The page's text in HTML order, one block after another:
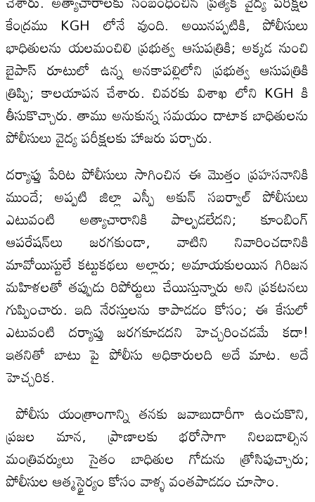
కేంద్రము KGH లోనే వుంది. అయినప్పటికి, పోలీసులు
భాధితులను యలమంచిలి ప్రభుత్వ ఆసుపత్రికి; అక్కడ నుంచి
బైపాస్ రూటులో ఉన్న అనకాపల్లిలోని ప్రభుత్వ ఆసుపత్రికి
త్రిప్పి; కాలయాపన చేశారు. చివరకు విశాఖ లోని KGH కి
తీసుకొచ్చారు. తాము అనుకున్న సమయం దాటాక బాధితులను
పోలీసులు వైద్య పరీక్షలకు హాజరు పర్చారు.
దర్యాఫ్తు పేరిట పోలీసులు సాగించిన ఈ మొత్తం ప్రహసనానికి
ముందే; అప్పటి జిల్లా ఎస్పీ అకున్ సబర్వాల్ పోలీసులు
ఎటువంటి అత్యాచారానికి పాల్పడలేదని; కూంబింగ్
ఆపరేషన్‌లు జరగకుండా, వాటిని నివారించడానికి
మావోయిస్టులే కట్టుకథలు అల్లారు; అమాయకులయిన గిరిజన
మహిళలతో తప్పుడు రిపోర్టులు చేయిస్తున్నారు అని ప్రకటనలు
గుప్పించారు. ఇది నేరస్తులను కాపాడడం కోసం; ఈ కేసులో
ఎటువంటి దర్యాప్తు జరగకూడదని హెచ్చరించడమే కదా!
ఇతనితో బాటు పై పోలీసు అధికారులది అదే మాట. అదే
హెచ్చరిక.
పోలీసు యంత్రాంగాన్ని తనకు జవాబుదారీగా ఉంచుకొని,
ప్రజల మాన, ప్రాణాలకు భరోసాగా నిలబడాల్సిన
మంత్రివర్యులు సైతం బాధితుల గోడును త్రోసిపుచ్చారు;
పోలీసుల ఆత్మస్థైర్యం కోసం వాళ్ళ వంతపాడడం చూసాం.